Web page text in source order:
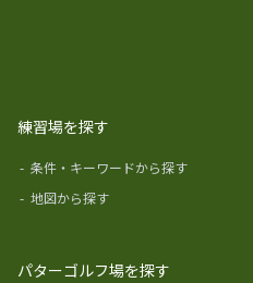
練習場を探す
- 条件・キーワードから探す
- 地図から探す
パターゴルフ場を探す